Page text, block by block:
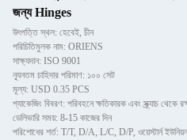
জন্য Hinges
উৎপত্তি স্থল: হেবেই, চীন
পরিচিতিমুলক নাম: ORIENS
সাক্ষ্যদান: ISO 9001
ন্যূনতম চাহিদার পরিমাণ: ১০০ সেট
মূল্য: USD 0.35 PCS
ডেলিভারি সময়: 8-15 কাজের দিন
পরিশোধের শর্ত: T/T, D/A, L/C, D/P, ওয়েস্টার্ন